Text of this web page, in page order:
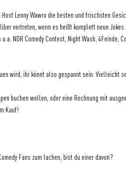
Lenny Wawro die besten und frischsten
vertreten, wenn es heißt komplett neue Jokes
NDR Comedy Contest, Night Wash,
wird, ihr könnt also gespannt sein. Vielleicht
buchen wollen, oder eine Rechnung mit
Kauf!
Fans zum lachen, bist du einer davon?